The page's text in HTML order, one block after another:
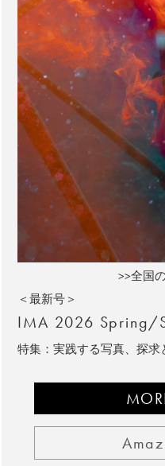
>>全国
＜最新号＞
IMA 2026 Spring/
特集：実践する写真、探求